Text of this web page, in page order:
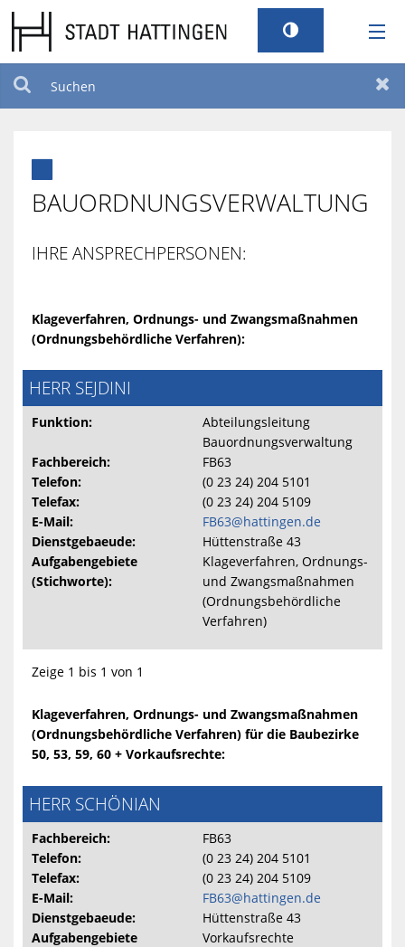
RATHAUS
TOURISMUS
STANDORT
BILDUNG UND KULTUR
BARRIEREFREIHEIT
BAUORDNUNGSVERWALTUNG
IHRE ANSPRECHPERSONEN:
Klageverfahren, Ordnungs- und Zwangsmaßnahmen
(Ordnungsbehördliche Verfahren):
HERR SEJDINI
Funktion:
Abteilungsleitung
Bauordnungsverwaltung
Fachbereich:
FB63
Telefon:
(0 23 24) 204 5101
Telefax:
(0 23 24) 204 5109
E-Mail:
FB63@hattingen.de
Dienstgebaeude:
Hüttenstraße 43
Aufgabengebiete
(Stichworte):
Klageverfahren, Ordnungs-
und Zwangsmaßnahmen
(Ordnungsbehördliche
Verfahren)
Zeige 1 bis 1 von 1
Klageverfahren, Ordnungs- und Zwangsmaßnahmen
(Ordnungsbehördliche Verfahren) für die Baubezirke
50, 53, 59, 60 + Vorkaufsrechte:
HERR SCHÖNIAN
Fachbereich:
FB63
Telefon:
(0 23 24) 204 5101
Telefax:
(0 23 24) 204 5109
E-Mail:
FB63@hattingen.de
Dienstgebaeude:
Hüttenstraße 43
Aufgabengebiete
Vorkaufsrechte